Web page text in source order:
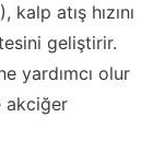
atış hızını
geliştirir.
yardımcı olur
akciğer